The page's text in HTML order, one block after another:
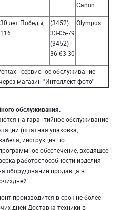
Canon
30 лет Победы,
116
(3452)
33-05-79
(3452)
36-63-30
Olympus
- сервисное обслуживание
магазин "Интеллект-фото"
обслуживания:
на гарантийное обслуживание
(штатная упаковка,
инструкция по
обеспечение, входящее
работоспособности изделия
оборудовании продавца в
производится в срок не более
дней.Доставка техники в